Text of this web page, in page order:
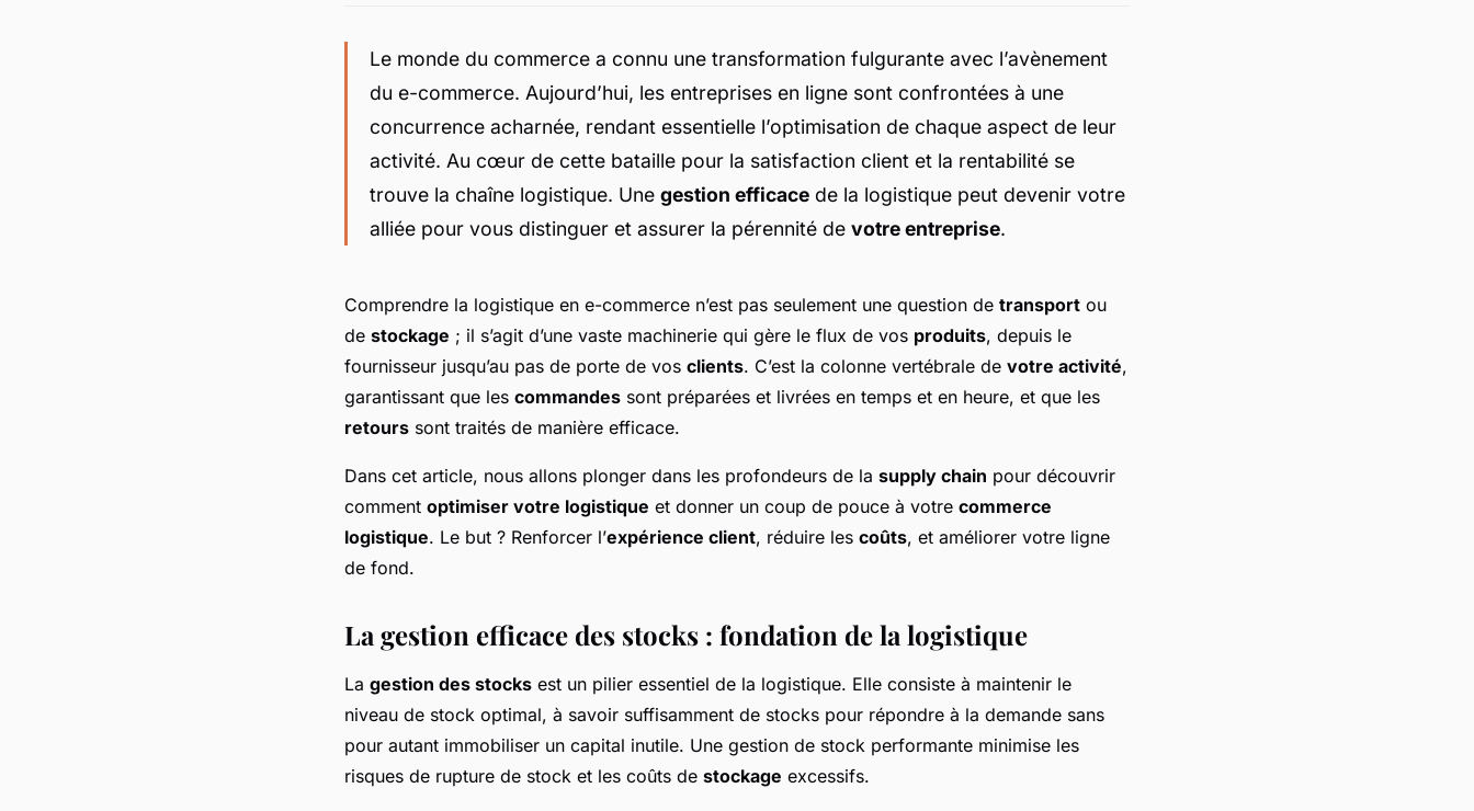
Le monde du commerce a connu une transformation fulgurante avec l’avènement
du e-commerce. Aujourd’hui, les entreprises en ligne sont confrontées à une
concurrence acharnée, rendant essentielle l’optimisation de chaque aspect de leur
activité. Au cœur de cette bataille pour la satisfaction client et la rentabilité se
trouve la chaîne logistique. Une gestion efficace de la logistique peut devenir votre
alliée pour vous distinguer et assurer la pérennité de votre entreprise.
Comprendre la logistique en e-commerce n’est pas seulement une question de transport ou
de stockage ; il s’agit d’une vaste machinerie qui gère le flux de vos produits, depuis le
fournisseur jusqu’au pas de porte de vos clients. C’est la colonne vertébrale de votre activité,
garantissant que les commandes sont préparées et livrées en temps et en heure, et que les
retours sont traités de manière efficace.
Dans cet article, nous allons plonger dans les profondeurs de la supply chain pour découvrir
comment optimiser votre logistique et donner un coup de pouce à votre commerce
logistique. Le but ? Renforcer l’expérience client, réduire les coûts, et améliorer votre ligne
de fond.
La gestion efficace des stocks : fondation de la logistique
La gestion des stocks est un pilier essentiel de la logistique. Elle consiste à maintenir le
niveau de stock optimal, à savoir suffisamment de stocks pour répondre à la demande sans
pour autant immobiliser un capital inutile. Une gestion de stock performante minimise les
risques de rupture de stock et les coûts de stockage excessifs.